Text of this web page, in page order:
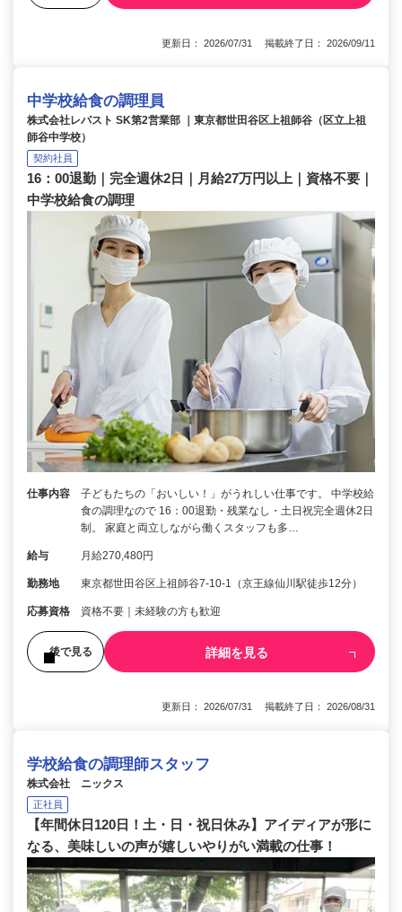
更新日： 2026/07/31 掲載終了日： 2026/09/11
中学校給食の調理員
株式会社レパスト SK第2営業部 ｜東京都世田谷区上祖師谷（区立上祖
師谷中学校）
契約社員
16：00退勤｜完全週休2日｜月給27万円以上｜資格不要｜
中学校給食の調理
仕事内容
子どもたちの「おいしい！」がうれしい仕事です。 中学校給
食の調理なので 16：00退勤・残業なし・土日祝完全週休2日
制。 家庭と両立しながら働くスタッフも多…
給与 月給270,480円
勤務地 東京都世田谷区上祖師谷7-10-1（京王線仙川駅徒歩12分）
応募資格 資格不要｜未経験の方も歓迎
後で見る 詳細を見る
更新日： 2026/07/31 掲載終了日： 2026/08/31
学校給食の調理師スタッフ
株式会社 ニックス
正社員
【年間休日120日！土・日・祝日休み】アイディアが形に
なる、美味しいの声が嬉しいやりがい満載の仕事！